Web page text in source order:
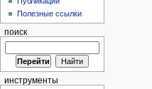
Полезные ссылки
поиск
инструменты